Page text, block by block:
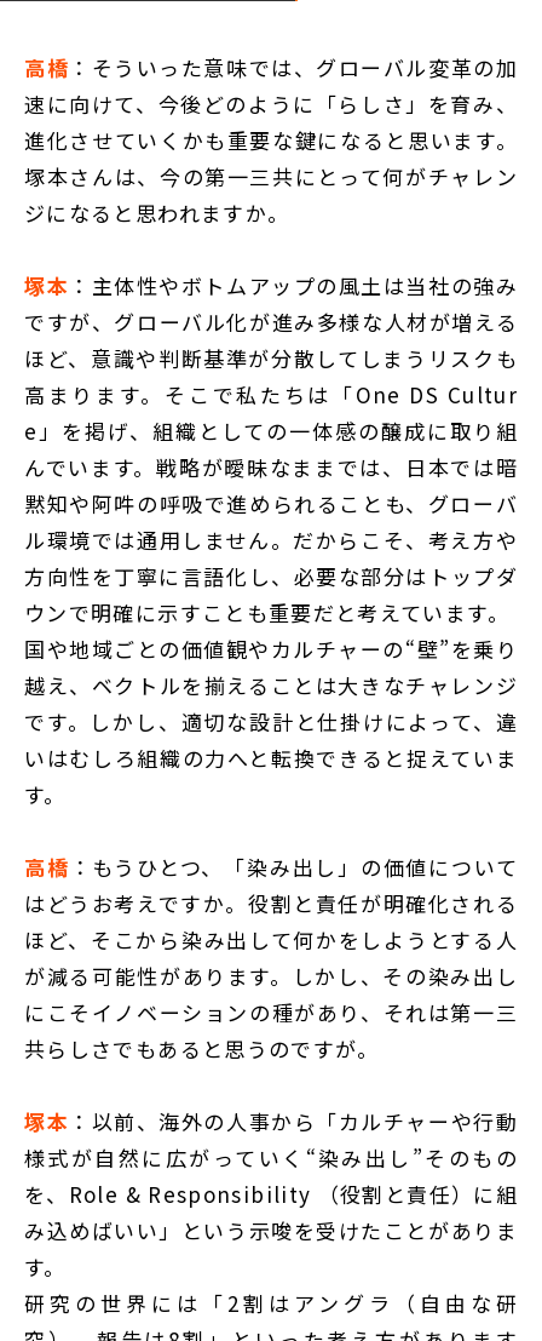
高橋 ：そういった意味では、グローバル変革の加
速に向けて、今後どのように「らしさ」を育み、
進化させていくかも重要な鍵になると思います。
塚本さんは、今の第一三共にとって何がチャレン
ジになると思われますか。
塚本 ：主体性やボトムアップの風土は当社の強み
ですが、グローバル化が進み多様な人材が増える
ほど、意識や判断基準が分散してしまうリスクも
高まります。そこで私たちは「One DS Cultur
e」を掲げ、組織としての一体感の醸成に取り組
んでいます。戦略が曖昧なままでは、日本では暗
黙知や阿吽の呼吸で進められることも、グローバ
ル環境では通用しません。だからこそ、考え方や
方向性を丁寧に言語化し、必要な部分はトップダ
ウンで明確に示すことも重要だと考えています。
国や地域ごとの価値観やカルチャーの“壁”を乗り
越え、ベクトルを揃えることは大きなチャレンジ
です。しかし、適切な設計と仕掛けによって、違
いはむしろ組織の力へと転換できると捉えていま
す。
高橋 ：もうひとつ、「染み出し」の価値について
はどうお考えですか。役割と責任が明確化される
ほど、そこから染み出して何かをしようとする人
が減る可能性があります。しかし、その染み出し
にこそイノベーションの種があり、それは第一三
共らしさでもあると思うのですが。
塚本 ：以前、海外の人事から「カルチャーや行動
様式が自然に広がっていく“染み出し”そのもの
を、Role & Responsibility （役割と責任）に組
み込めばいい」という示唆を受けたことがありま
す。
研究の世界には「2割はアングラ（自由な研